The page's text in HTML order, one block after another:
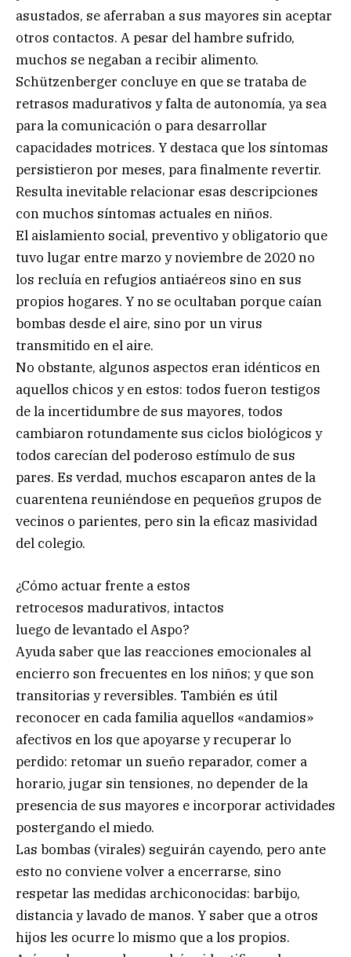
asustados, se aferraban a sus mayores sin aceptar
otros contactos. A pesar del hambre sufrido,
muchos se negaban a recibir alimento.
Schützenberger concluye en que se trataba de
retrasos madurativos y falta de autonomía, ya sea
para la comunicación o para desarrollar
capacidades motrices. Y destaca que los síntomas
persistieron por meses, para finalmente revertir.
Resulta inevitable relacionar esas descripciones
con muchos síntomas actuales en niños.
El aislamiento social, preventivo y obligatorio que
tuvo lugar entre marzo y noviembre de 2020 no
los recluía en refugios antiaéreos sino en sus
propios hogares. Y no se ocultaban porque caían
bombas desde el aire, sino por un virus
transmitido en el aire.
No obstante, algunos aspectos eran idénticos en
aquellos chicos y en estos: todos fueron testigos
de la incertidumbre de sus mayores, todos
cambiaron rotundamente sus ciclos biológicos y
todos carecían del poderoso estímulo de sus
pares. Es verdad, muchos escaparon antes de la
cuarentena reuniéndose en pequeños grupos de
vecinos o parientes, pero sin la eficaz masividad
del colegio.
¿Cómo actuar frente a estos
retrocesos madurativos, intactos
luego de levantado el Aspo?
Ayuda saber que las reacciones emocionales al
encierro son frecuentes en los niños; y que son
transitorias y reversibles. También es útil
reconocer en cada familia aquellos «andamios»
afectivos en los que apoyarse y recuperar lo
perdido: retomar un sueño reparador, comer a
horario, jugar sin tensiones, no depender de la
presencia de sus mayores e incorporar actividades
postergando el miedo.
Las bombas (virales) seguirán cayendo, pero ante
esto no conviene volver a encerrarse, sino
respetar las medidas archiconocidas: barbijo,
distancia y lavado de manos. Y saber que a otros
hijos les ocurre lo mismo que a los propios.